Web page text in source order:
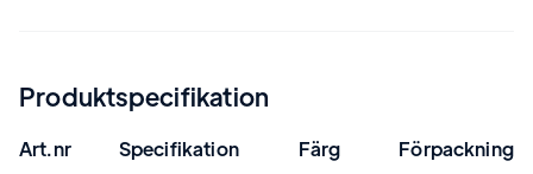
Produktspecifikation
Art.nr Specifikation Färg Förpackning